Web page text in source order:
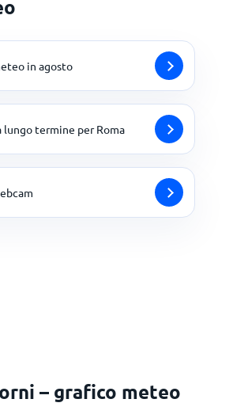
in agosto
lungo termine per Roma
– grafico meteo